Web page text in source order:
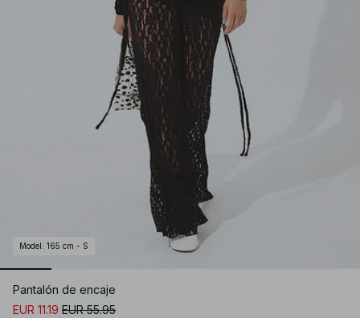
Model : 165 cm - S
Pantalón de encaje
EUR 11.19 EUR 55.95